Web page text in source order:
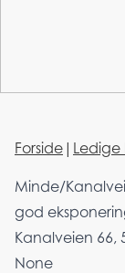
Forside | Ledige
Minde/
god
Kanalveien 66,
None